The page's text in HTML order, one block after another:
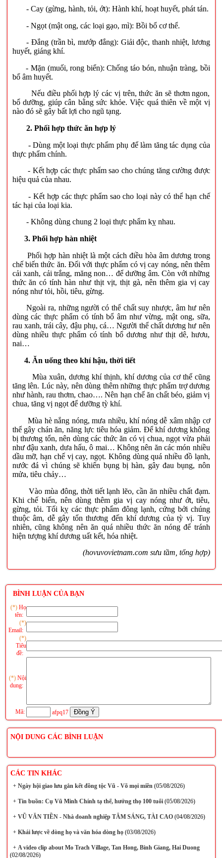
- Cay (gừng, hành, tỏi, ớt): Hành khí, hoạt huyết, phát tán.
- Ngọt (mật ong, các loại gạo, mì): Bồi bổ cơ thể.
- Đắng (trần bì, mướp đắng): Giải độc, thanh nhiệt, lương
huyết, giáng khí.
- Mặn (muối, rong biển): Chống táo bón, nhuận tràng, bồi
bổ âm huyết.
Nếu điều phối hợp lý các vị trên, thức ăn sẽ thơm ngon,
bổ dưỡng, giúp cân bằng sức khỏe. Việc quá thiên về một vị
nào đó sẽ gây bất lợi cho ngũ tạng.
2. Phối hợp thức ăn hợp lý
- Dùng một loại thực phẩm phụ để làm tăng tác dụng của
thực phẩm chính.
- Kết hợp các thực phẩm sao cho chúng tăng cường được
hiệu quả của nhau.
- Kết hợp các thực phẩm sao cho loại này có thể hạn chế
tác hại của loại kia.
- Không dùng chung 2 loại thực phẩm kỵ nhau.
3. Phối hợp hàn nhiệt
Phối hợp hàn nhiệt là một cách điều hòa âm dương trong
chế biến thức ăn. Đối với thực phẩm có vị cay nóng, nên thêm
cải xanh, cải trắng, măng non… để dưỡng âm. Còn với những
thức ăn có tính hàn như thịt vịt, thịt gà, nên thêm gia vị cay
nóng như tỏi, hồi, tiêu, gừng.
Ngoài ra, những người có thể chất suy nhược, âm hư nên
dùng các thực phẩm có tính bổ âm như vừng, mật ong, sữa,
rau xanh, trái cây, đậu phụ, cá… Người thể chất dương hư nên
dùng nhiều thực phẩm có tính bổ dương như thịt dê, hươu,
nai…
4. Ăn uống theo khí hậu, thời tiết
Mùa xuân, dương khí thịnh, khí dương của cơ thể cũng
tăng lên. Lúc này, nên dùng thêm những thực phẩm trợ dương
như hành, rau thơm, chao…. Nên hạn chế ăn chất béo, giảm vị
chua, tăng vị ngọt để dưỡng tỳ khí.
Mùa hè nắng nóng, mưa nhiều, khí nóng dễ xâm nhập cơ
thể gây chán ăn, năng lực tiêu hóa giảm. Để khí dương không
bị thương tổn, nên dùng các thức ăn có vị chua, ngọt vừa phải
như đậu xanh, dưa hấu, ô mai… Không nên ăn các món nhiều
dầu mỡ, hạn chế vị cay, ngọt. Không dùng quá nhiều đồ lạnh,
nước đá vì chúng sẽ khiến bụng bị hàn, gây đau bụng, nôn
mửa, tiêu chảy…
Vào mùa đông, thời tiết lạnh lẽo, cần ăn nhiều chất đạm.
Khi chế biến, nên dùng thêm gia vị cay nóng như ớt, tiêu,
gừng, tỏi. Tối kỵ các thực phẩm đông lạnh, cứng bởi chúng
thuộc âm, dễ gây tổn thương đến khí dương của tỳ vị. Tuy
nhiên, cũng không nên ăn quá nhiều thức ăn nóng để tránh
hiện tượng khí dương uất kết, hóa nhiệt.
(hovuvovietnam.com sưu tầm, tổng hợp)
BÌNH LUẬN CỦA BẠN
(*) Họ
tên:
(*)
Email:
(*)
Tiêu
đề:
(*) Nội
dung:
Mã: afpq17
NỘI DUNG CÁC BÌNH LUẬN
CÁC TIN KHÁC
+Ngày hội giao lưu gắn kết đồng tộc Vũ - Võ mọi miền(05/08/2026)
+Tin buồn: Cụ Vũ Minh Chính tạ thế, hưởng thọ 100 tuổi(05/08/2026)
+VŨ VĂN TIỀN - Nhà doanh nghiệp TÂM SÁNG, TÀI CAO(04/08/2026)
+Khái lược về dòng họ và văn hóa dòng họ(03/08/2026)
+A video clip about Mo Trach Village, Tan Hong, Binh Giang, Hai Duong
(02/08/2026)